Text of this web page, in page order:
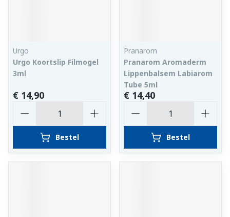
Urgo
Urgo Koortslip Filmogel
3ml
€ 14,90
Bestel
Pranarom
Pranarom Aromaderm
Lippenbalsem Labiarom
Tube 5ml
€ 14,40
Bestel